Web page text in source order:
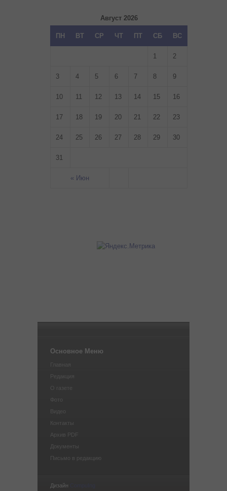
Август 2026
ПН ВТ СР ЧТ ПТ СБ ВС
« Июн
1 2
3 4 5 6 7 8 9
10 11 12 13 14 15 16
17 18 19 20 21 22 23
24 25 26 27 28 29 30
31
Основное Меню
Главная
Редакция
О газете
Фото
Видео
Контакты
Архив PDF
Документы
Письмо в редакцию
Дизайн